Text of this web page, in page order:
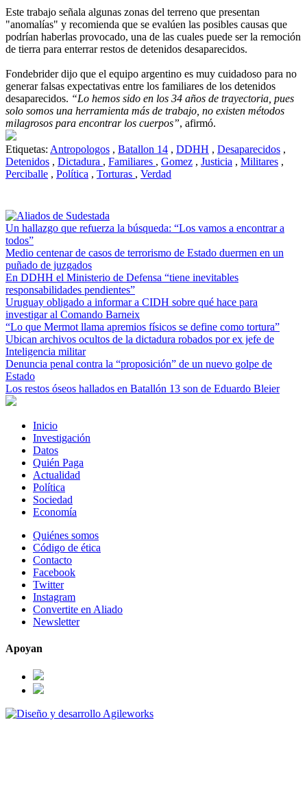
Este trabajo señala algunas zonas del terreno que presentan
"anomalías" y recomienda que se evalúen las posibles causas que
podrían haberlas provocado, una de las cuales puede ser la remoción
de tierra para enterrar restos de detenidos desaparecidos.
Fondebrider dijo que el equipo argentino es muy cuidadoso para no
generar falsas expectativas entre los familiares de los detenidos
desaparecidos. “Lo hemos sido en los 34 años de trayectoria, pues
solo somos una herramienta más de trabajo, no existen métodos
milagrosos para encontrar los cuerpos”, afirmó.
Etiquetas: Antropologos , Batallon 14 , DDHH , Desaparecidos ,
Detenidos , Dictadura , Familiares , Gomez , Justicia , Militares ,
Perciballe , Política , Torturas , Verdad
Un hallazgo que refuerza la búsqueda: “Los vamos a encontrar a
todos”
Medio centenar de casos de terrorismo de Estado duermen en un
puñado de juzgados
En DDHH el Ministerio de Defensa “tiene inevitables
responsabilidades pendientes”
Uruguay obligado a informar a CIDH sobre qué hace para
investigar al Comando Barneix
“Lo que Mermot llama apremios físicos se define como tortura”
Ubican archivos ocultos de la dictadura robados por ex jefe de
Inteligencia militar
Denuncia penal contra la “proposición” de un nuevo golpe de
Estado
Los restos óseos hallados en Batallón 13 son de Eduardo Bleier
Inicio
Investigación
Datos
Quién Paga
Actualidad
Política
Sociedad
Economía
Quiénes somos
Código de ética
Contacto
Facebook
Twitter
Instagram
Convertite en Aliado
Newsletter
Apoyan